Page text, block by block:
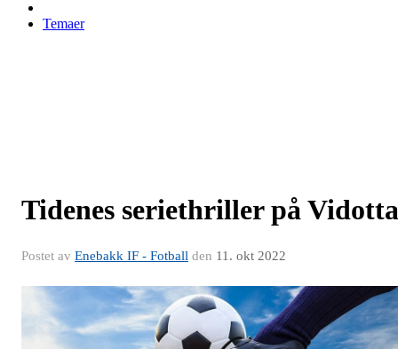
Temaer
Tidenes seriethriller på Vidotta
Postet av Enebakk IF - Fotball den 11. okt 2022